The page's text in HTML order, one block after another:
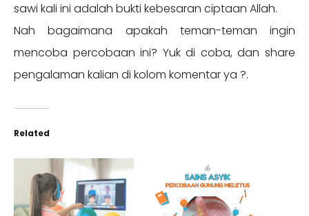
sawi kali ini adalah bukti kebesaran ciptaan Allah.
Nah bagaimana apakah teman-teman ingin
mencoba percobaan ini? Yuk di coba, dan share
pengalaman kalian di kolom komentar ya ?.
Related